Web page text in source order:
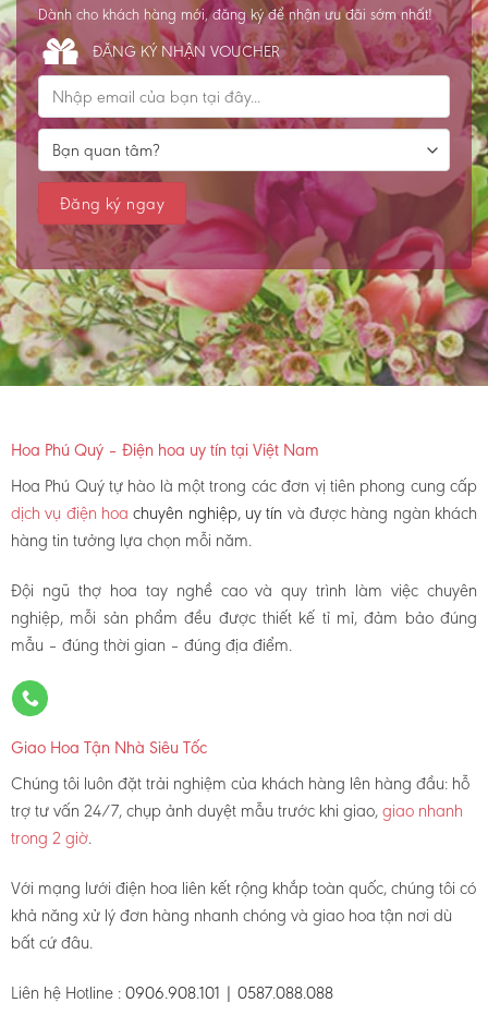
Dành cho khách hàng mới, đăng ký để nhận ưu đãi sớm nhất!
ĐĂNG KÝ NHẬN VOUCHER
Hoa Phú Quý – Điện hoa uy tín tại Việt Nam
Hoa Phú Quý tự hào là một trong các đơn vị tiên phong cung cấp
dịch vụ điện hoachuyên nghiệp, uy tín và được hàng ngàn khách
hàng tin tưởng lựa chọn mỗi năm.
Đội ngũ thợ hoa tay nghề cao và quy trình làm việc chuyên
nghiệp, mỗi sản phẩm đều được thiết kế tỉ mỉ, đảm bảo đúng
mẫu – đúng thời gian – đúng địa điểm.
Giao Hoa Tận Nhà Siêu Tốc
Chúng tôi luôn đặt trải nghiệm của khách hàng lên hàng đầu: hỗ
trợ tư vấn 24/7, chụp ảnh duyệt mẫu trước khi giao,giao nhanh
trong 2 giờ.
Với mạng lưới điện hoa liên kết rộng khắp toàn quốc, chúng tôi có
khả năng xử lý đơn hàng nhanh chóng và giao hoa tận nơi dù
bất cứ đâu.
Liên hệ Hotline : 0906.908.101 | 0587.088.088